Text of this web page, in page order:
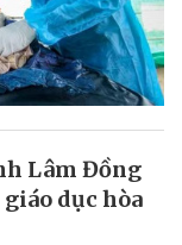
Lâm Đồng
dục hòa